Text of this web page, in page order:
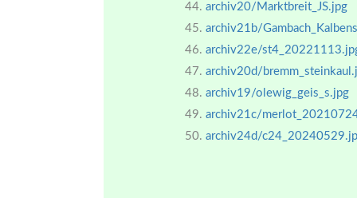
archiv20/Marktbreit_JS.jpg
archiv21b/
archiv22e/
archiv20d/
archiv19/olewig_geis_s.jpg
archiv21c/
archiv24d/